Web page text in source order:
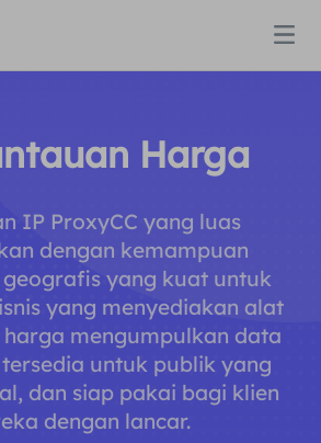
Statis
Tanpa Batas
$0.8 /GB
Statis $0.28/IP/Hari
PENGGUNAAN
Harga
IP ProxyCC yang luas
dengan kemampuan
yang kuat untuk
yang menyediakan alat
mengumpulkan data
untuk publik yang
dan siap pakai bagi klien
dengan lancar.